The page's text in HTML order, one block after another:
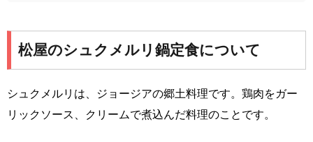
松屋のシュクメルリ鍋定食について
シュクメルリは、ジョージアの郷土料理です。鶏肉をガー
リックソース、クリームで煮込んだ料理のことです。